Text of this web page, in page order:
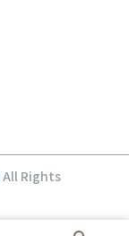
All Rights